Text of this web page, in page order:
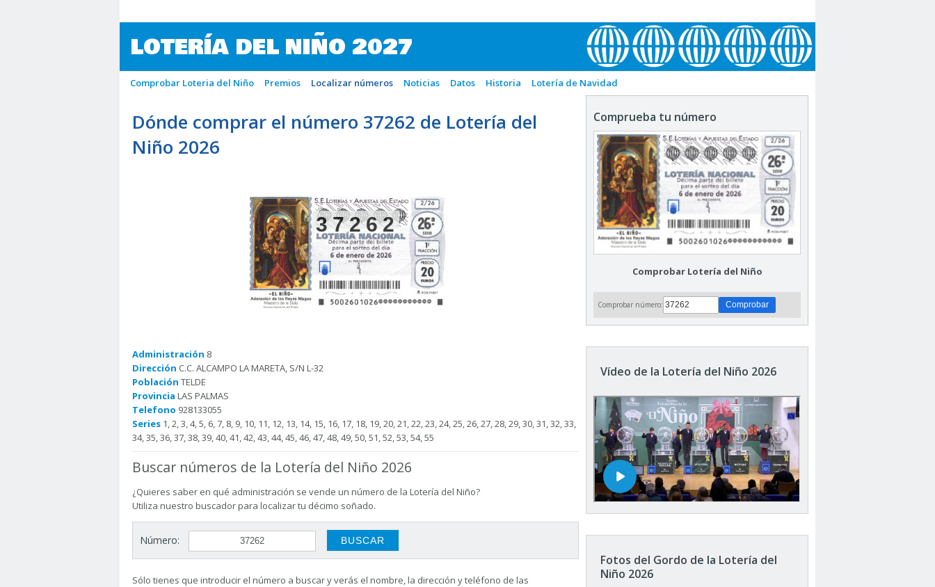
LOTERÍA DEL NIÑO 2027
Comprobar Loteria del Niño Premios Localizar números Noticias Datos Historia Lotería de Navidad
Dónde comprar el número 37262 de Lotería del
Niño 2026
37262
Administración 8
Dirección C.C. ALCAMPO LA MARETA, S/N L-32
Población TELDE
Provincia LAS PALMAS
Telefono 928133055
Series 1, 2, 3, 4, 5, 6, 7, 8, 9, 10, 11, 12, 13, 14, 15, 16, 17, 18, 19, 20, 21, 22, 23, 24, 25, 26, 27, 28, 29, 30, 31, 32, 33,
34, 35, 36, 37, 38, 39, 40, 41, 42, 43, 44, 45, 46, 47, 48, 49, 50, 51, 52, 53, 54, 55
Buscar números de la Lotería del Niño 2026
¿Quieres saber en qué administración se vende un número de la Lotería del Niño?
Utiliza nuestro buscador para localizar tu décimo soñado.
Número:
Sólo tienes que introducir el número a buscar y verás el nombre, la dirección y teléfono de las
Comprueba tu número
Comprobar Lotería del Niño
Comprobar número:
Vídeo de la Lotería del Niño 2026
Fotos del Gordo de la Lotería del
Niño 2026